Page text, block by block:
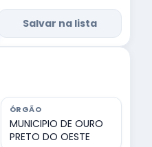
Salvar na lista
ÓRGÃO
MUNICIPIO DE OURO
PRETO DO OESTE